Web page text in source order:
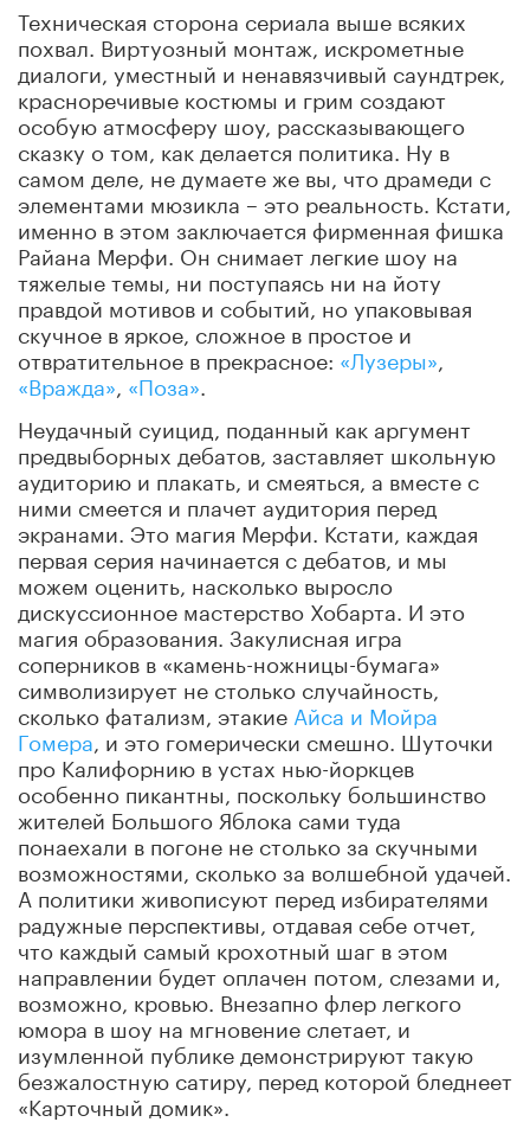
Техническая сторона сериала выше всяких
похвал. Виртуозный монтаж, искрометные
диалоги, уместный и ненавязчивый саундтрек,
красноречивые костюмы и грим создают
особую атмосферу шоу, рассказывающего
сказку о том, как делается политика. Ну в
самом деле, не думаете же вы, что драмеди с
элементами мюзикла – это реальность. Кстати,
именно в этом заключается фирменная фишка
Райана Мерфи. Он снимает легкие шоу на
тяжелые темы, ни поступаясь ни на йоту
правдой мотивов и событий, но упаковывая
скучное в яркое, сложное в простое и
отвратительное в прекрасное: «Лузеры»
«Вражда» «Поза»
Неудачный суицид, поданный как аргумент
предвыборных дебатов, заставляет школьную
аудиторию и плакать, и смеяться, а вместе с
ними смеется и плачет аудитория перед
экранами. Это магия Мерфи. Кстати, каждая
первая серия начинается с дебатов, и мы
можем оценить, насколько выросло
дискуссионное мастерство Хобарта. И это
магия образования. Закулисная игра
соперников в «камень-ножницы-бумага»
символизирует не столько случайность,
сколько фатализм, этакие Айса и Мойра
Гомера , и это гомерически смешно. Шуточки
про Калифорнию в устах нью-йоркцев
особенно пикантны, поскольку большинство
жителей Большого Яблока сами туда
понаехали в погоне не столько за скучными
возможностями, сколько за волшебной удачей.
А политики живописуют перед избирателями
радужные перспективы, отдавая себе отчет,
что каждый самый крохотный шаг в этом
направлении будет оплачен потом, слезами и,
возможно, кровью. Внезапно флер легкого
юмора в шоу на мгновение слетает, и
изумленной публике демонстрируют такую
безжалостную сатиру, перед которой бледнеет
«Карточный домик».